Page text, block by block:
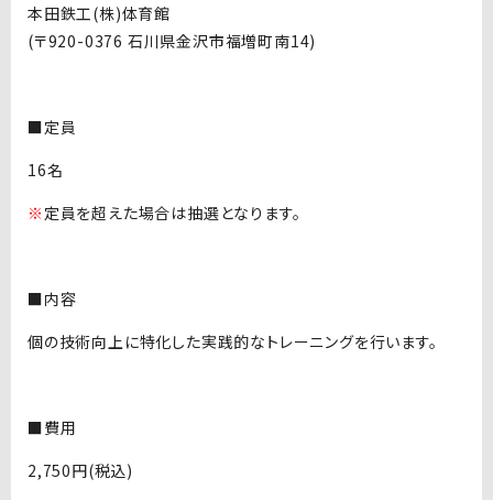
本田鉄工(株)体育館
(〒920-0376 石川県金沢市福増町南14)
■定員
16名
※ 定員を超えた場合は抽選となります。
■内容
個の技術向上に特化した実践的なトレーニングを行います。
■費用
2,750円(税込)